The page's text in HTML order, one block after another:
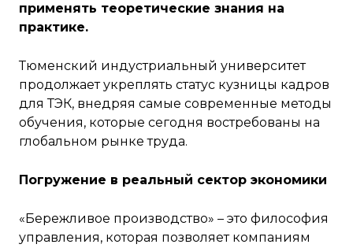
применять теоретические знания на
практике.
Тюменский индустриальный университет
продолжает укреплять статус кузницы кадров
для ТЭК, внедряя самые современные методы
обучения, которые сегодня востребованы на
глобальном рынке труда.
Погружение в реальный сектор экономики
«Бережливое производство» – это философия
управления, которая позволяет компаниям